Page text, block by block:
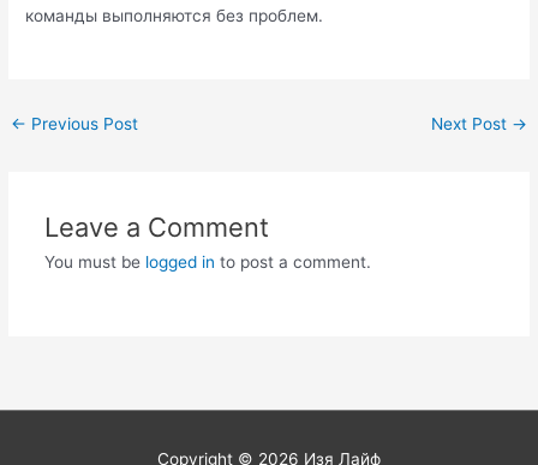
команды выполняются без проблем.
Post
← Previous Post Next Post →
Leave a Comment
You must be logged in to post a comment.
Copyright © 2026 Изя Лайф